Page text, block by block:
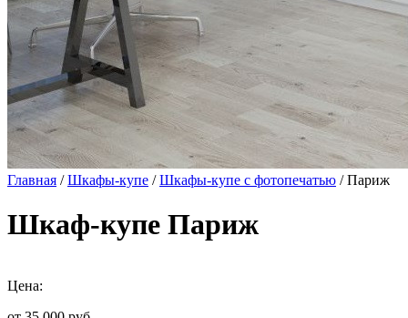
Главная /Шкафы-купе /Шкафы-купе с фотопечатью / Париж
Шкаф-купе Париж
Цена: